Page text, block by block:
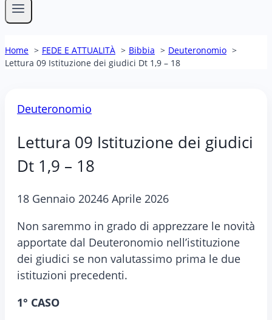
Home FEDE E ATTUALITÀ Bibbia
Deuteronomio
Lettura 09 Istituzione dei giudici Dt 1,9 – 18
Deuteronomio
Lettura 09 Istituzione dei giudici
Dt 1,9 – 18
18 Gennaio 20246 Aprile 2026
Non saremmo in grado di apprezzare le novità
apportate dal Deuteronomio nell’istituzione
dei giudici se non valutassimo prima le due
istituzioni precedenti.
1° CASO